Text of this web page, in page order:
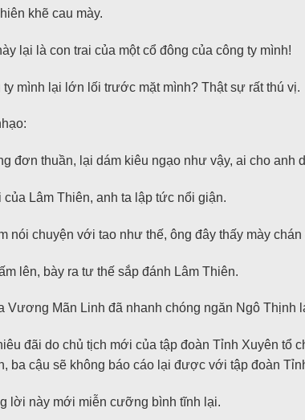
khẽ cau mày.
lại là con trai của một cổ đông của công ty mình!
mình lại lớn lối trước mặt mình? Thật sự rất thú vị.
đơn thuần, lại dám kiêu ngạo như vậy, ai cho anh
Lâm Thiên, anh ta lập tức nổi giận.
nói chuyện với tao như thế, ông đây thấy mày chán
lên, bày ra tư thế sắp đánh Lâm Thiên.
Vương Mãn Linh đã nhanh chóng ngăn Ngô Thịnh
đãi do chủ tịch mới của tập đoàn Tỉnh Xuyên
ba cậu sẽ không báo cáo lại được với tập đoàn
lời này mới miễn cưỡng bình tĩnh lại.